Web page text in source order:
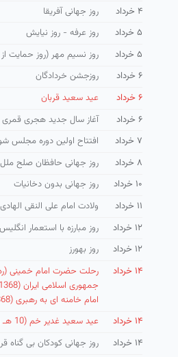
۴ خرداد
روز جهانی آفریقا
۵ خرداد
روز عرفه - روز نیایش
۵ خرداد
روز نسیم مهر (روز حمایت از
۶ خرداد
روزجشن خردادگان
۶ خرداد
عید سعید قربان
۶ خرداد
آغاز سال جدید هجری قمری
۷ خرداد
افتتاح اولین دوره مجلس شورای
۸ خرداد
روز جهانی حافظان صلح
۱۰ خرداد
روز جهانی بدون دخانیات
۱۱ خرداد
ولادت امام علی النقی الهادی (ع)
۱۲ خرداد
روز مبارزه با استعمار
۱۲ خرداد
روز بهورز
۱۴ خرداد
رحلت حضرت امام خمینی (ره)
امام خامنه ای به رهبری (1368 هـ ش) (تعطیل)
۱۴ خرداد
عید سعید غدیر خم (10 هـ ق) (تعطیل)
۱۴ خرداد
روز جهانی کودکان بی گناه